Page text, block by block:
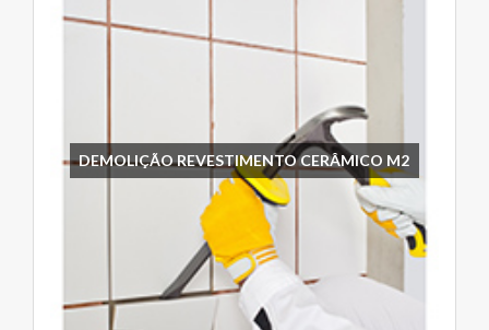
DEMOLIÇÃO REVESTIMENTO CERÂMICO M2